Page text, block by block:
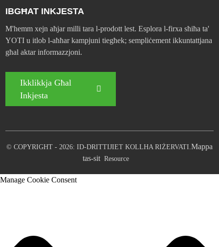
IBGĦAT INKJESTA
M'hemm xejn aħjar milli tara l-prodott lest. Esplora l-firxa sħiħa ta'
YOTI u itlob l-aħħar kampjuni tiegħek; sempliċement ikkuntattjana
għal aktar informazzjoni.
Ikklikkja Għal
Inkjesta
© COPYRIGHT - 2026: ID-DRITTIJIET KOLLHA RIŻERVATI. Mappa
tas-sit Resource
Manage Cookie Consent